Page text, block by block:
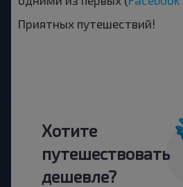
Приятных путешествий!
Хотите
путешествовать
дешевле?